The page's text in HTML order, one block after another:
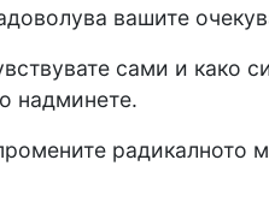
вашите
сами и како
надминете.
радикалното